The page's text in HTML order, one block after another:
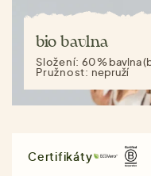
bio bavlna
Složení:60 % bavlna
Pružnost: nepruží
Certifikáty